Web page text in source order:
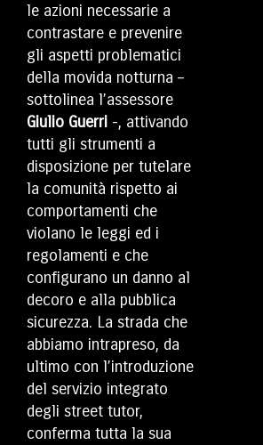
le azioni necessarie a
contrastare e prevenire
gli aspetti problematici
della movida notturna –
sottolinea l’assessore
Giulio Guerri -, attivando
tutti gli strumenti a
disposizione per tutelare
la comunità rispetto ai
comportamenti che
violano le leggi ed i
regolamenti e che
configurano un danno al
decoro e alla pubblica
sicurezza. La strada che
abbiamo intrapreso, da
ultimo con l’introduzione
del servizio integrato
degli street tutor,
conferma tutta la sua